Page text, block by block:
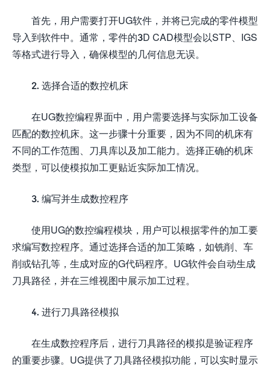
首先，用户需要打开UG软件，并将已完成的零件模型
导入到软件中。通常，零件的3D CAD模型会以STP、IGS
等格式进行导入，确保模型的几何信息无误。
2. 选择合适的数控机床
在UG数控编程界面中，用户需要选择与实际加工设备
匹配的数控机床。这一步骤十分重要，因为不同的机床有
不同的工作范围、刀具库以及加工能力。选择正确的机床
类型，可以使模拟加工更贴近实际加工情况。
3. 编写并生成数控程序
使用UG的数控编程模块，用户可以根据零件的加工要
求编写数控程序。通过选择合适的加工策略，如铣削、车
削或钻孔等，生成对应的G代码程序。UG软件会自动生成
刀具路径，并在三维视图中展示加工过程。
4. 进行刀具路径模拟
在生成数控程序后，进行刀具路径的模拟是验证程序
的重要步骤。UG提供了刀具路径模拟功能，可以实时显示